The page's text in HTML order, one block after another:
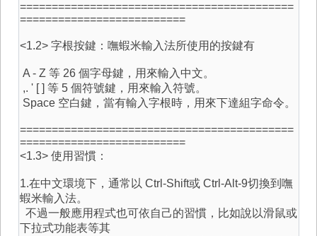
===========================================
==========================
<1.2> 字根按鍵：嘸蝦米輸入法所使用的按鍵有
A - Z 等 26 個字母鍵，用來輸入中文。
,. ' [ ] 等 5 個符號鍵，用來輸入符號。
Space 空白鍵，當有輸入字根時，用來下達組字命令。
===========================================
==========================
<1.3> 使用習慣：
1.在中文環境下，通常以 Ctrl-Shift或 Ctrl-Alt-9切換到嘸
蝦米輸入法。
不過一般應用程式也可依自己的習慣，比如說以滑鼠或
下拉式功能表等其